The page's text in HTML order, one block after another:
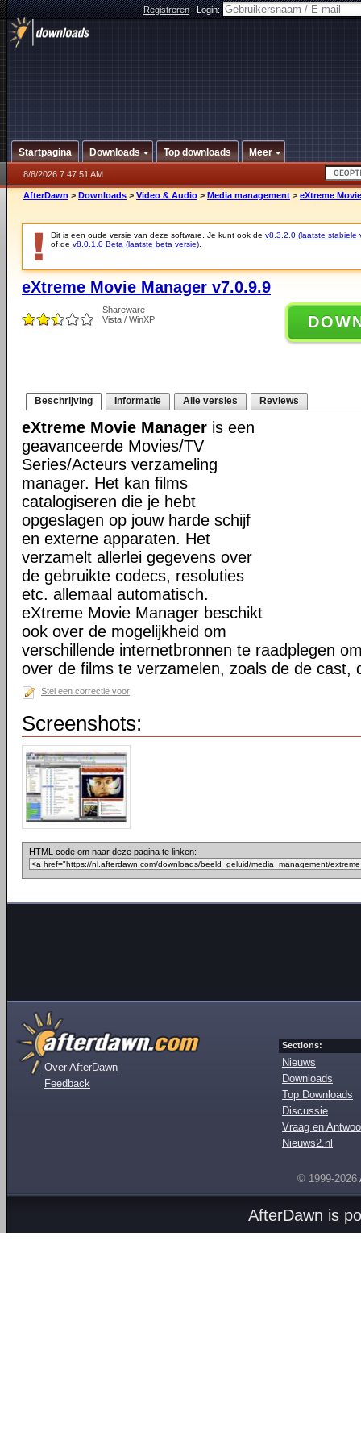
Registreren|Login:
Startpagina Downloads Top downloads Meer
8/6/2026 7:47:51 AM
AfterDawn > Downloads > Video & Audio > Media management > eXtreme
Dit is een oude versie van deze software. Je kunt ook de v8.3.2.0 (laatste stabiele
of de v8.0.1.0 Beta (laatste beta versie)
eXtreme Movie Manager v7.0.9.9
Shareware
Vista / WinXP
Beschrijving Informatie Alle versies Reviews
eXtreme Movie Manager is een
geavanceerde Movies/TV
Series/Acteurs verzameling
manager. Het kan films
catalogiseren die je hebt
opgeslagen op jouw harde schijf
en externe apparaten. Het
verzamelt allerlei gegevens over
de gebruikte codecs, resoluties
etc. allemaal automatisch.
eXtreme Movie Manager beschikt
ook over de mogelijkheid om
verschillende internetbronnen te raadplegen
over de films te verzamelen, zoals de de cast,
Stel een correctie voor
Screenshots:
HTML code om naar deze pagina te linken:
Over AfterDawn
Feedback
Sections:
Nieuws
Downloads
Top Downloads
Discussie
Vraag en
Nieuws2.nl
© 1999-2026
AfterDawn is